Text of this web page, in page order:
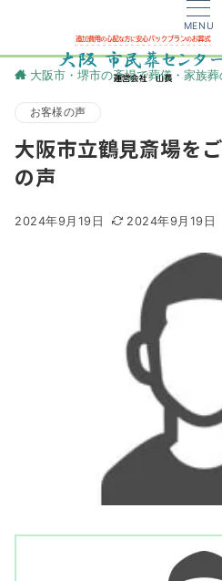
MENU
大阪市・堺市の斎場で葬儀・家族
お客様の声
大阪市立鶴見斎場を
の声
2024年9月19日 2024年9月19日